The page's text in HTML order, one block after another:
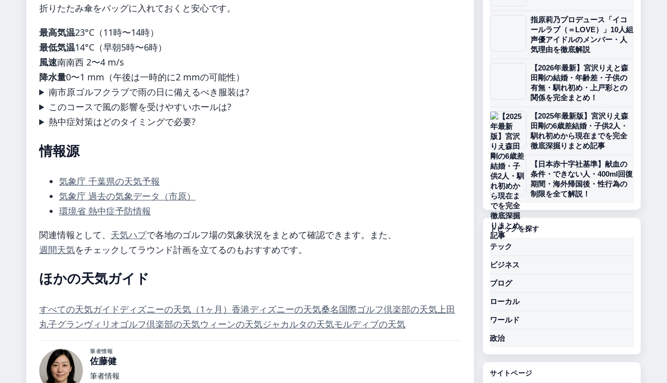
折りたたみ傘をバッグに入れておくと安心です。
最高気温23°C（11時〜14時）
最低気温14°C（早朝5時〜6時）
風速南南西 2〜4 m/s
降水量0〜1 mm（午後は一時的に2 mmの可能性）
南市原ゴルフクラブで雨の日に備えるべき服装は?
このコースで風の影響を受けやすいホールは?
熱中症対策はどのタイミングで必要?
情報源
気象庁 千葉県の天気予報
気象庁 過去の気象データ（市原）
環境省 熱中症予防情報
関連情報として、 天気ハブで各地のゴルフ場の気象状況をまとめて確認できます。また、
週間天気をチェックしてラウンド計画を立てるのもおすすめです。
ほかの天気ガイド
すべての天気ガイドディズニーの天気（1ヶ月） 香港ディズニーの天気桑名国際ゴルフ倶楽部の天気上田
丸子グランヴィリオゴルフ倶楽部の天気ウィーンの天気ジャカルタの天気モルディブの天気
筆者情報
佐藤健
筆者情報
指原莉乃プロデュース「イコ
ールラブ（＝LOVE）」10人組
声優アイドルのメンバー・人
気理由を徹底解説
【2026年最新】宮沢りえと森
田剛の結婚・年齢差・子供の
有無・馴れ初め・上戸彩との
関係を完全まとめ！
【2025年最新版】宮沢りえ森
田剛の6歳差結婚・子供2人・
馴れ初めから現在までを完全
徹底深掘りまとめ記事
【日本赤十字社基準】献血の
条件・できない人・400ml回復
期間・海外帰国後・性行為の
制限を全て解説！
トピックを探す
テック
ビジネス
ブログ
ローカル
ワールド
政治
サイトページ